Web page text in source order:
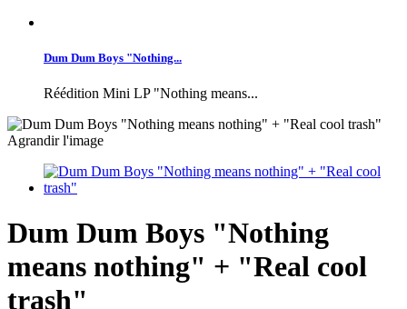
Dum Dum Boys "Nothing...
Réédition Mini LP "Nothing means...
Agrandir l'image
Dum Dum Boys "Nothing
means nothing" + "Real cool
trash"